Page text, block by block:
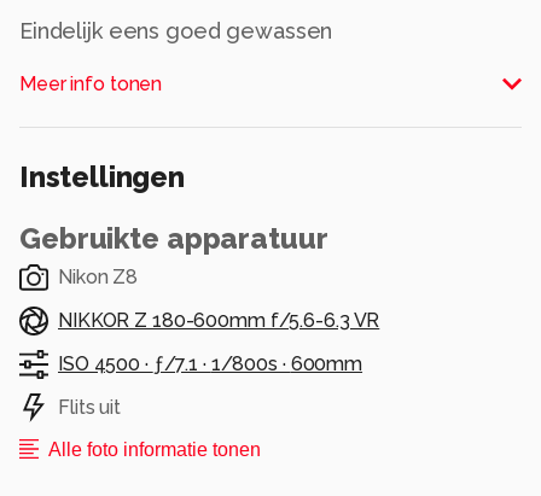
Eindelijk eens goed gewassen
Alle rechten voorbehouden
Meer info tonen
Instellingen
Gebruikte apparatuur
Nikon Z8
NIKKOR Z 180-600mm f/5.6-6.3 VR
ISO 4500 · ƒ/7.1 · 1/800s · 600mm
Flits uit
Alle foto informatie tonen